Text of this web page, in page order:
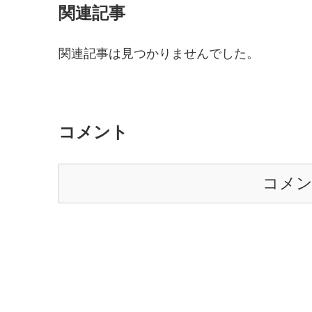
関連記事
関連記事は見つかりませんでした。
コメント
コメ